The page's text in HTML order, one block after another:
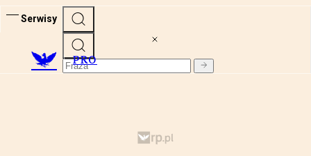
Serwisy
PRO